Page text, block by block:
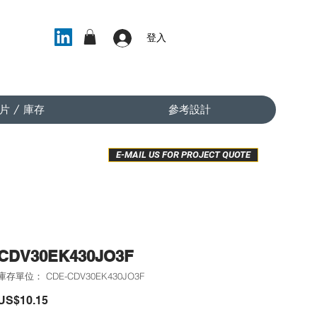
登入
/ 庫存 參考設計
存單位： CDE-CDV30EK430JO3F
價
E-MAIL US FOR PROJECT QUOTE